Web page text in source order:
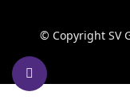
© Copyright SV